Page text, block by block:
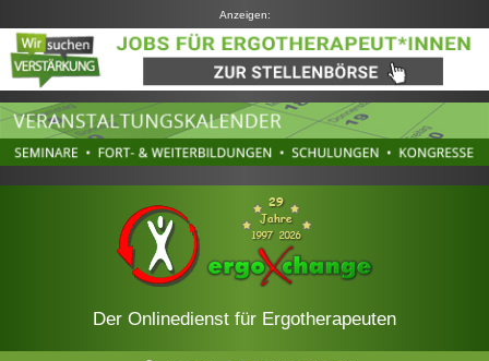
Anzeigen:
Der Onlinedienst für Ergotherapeuten